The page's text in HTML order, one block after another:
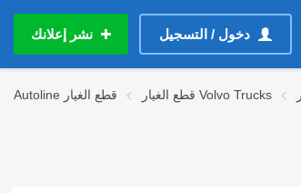
دخول / التسجيل نشر إعلانك
Autoline قطع الغيار قطع الغيار Volvo Trucks